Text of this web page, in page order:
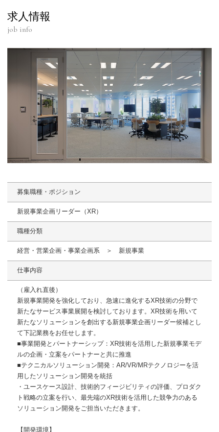
求人情報
job info
募集職種・ポジション
新規事業企画リーダー（XR）
職種分類
経営・営業企画・事業企画系 ＞ 新規事業
仕事内容
（雇入れ直後）
新規事業開発を強化しており、急速に進化するXR技術の分野で
新たなサービス事業展開を検討しております。XR技術を用いて
新たなソリューションを創出する新規事業企画リーダー候補とし
て下記業務をお任せします。
■事業開発とパートナーシップ：XR技術を活用した新規事業モデ
ルの企画・立案をパートナーと共に推進
■テクニカルソリューション開発：AR/VR/MRテクノロジーを活
用したソリューション開発を統括
・ユースケース設計、技術的フィージビリティの評価、プロダク
ト戦略の立案を⾏い、最先端のXR技術を活用した競争力のある
ソリューション開発をご担当いただきます。
【開発環境】